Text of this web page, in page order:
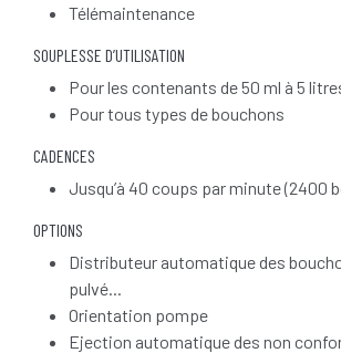
Télémaintenance
SOUPLESSE D’UTILISATION
Pour les contenants de 50 ml à 5
Pour tous types de bouchons
CADENCES
Jusqu’à 40 coups par minute (2400
OPTIONS
Distributeur automatique des
pulvé...
Orientation pompe
Ejection automatique des non